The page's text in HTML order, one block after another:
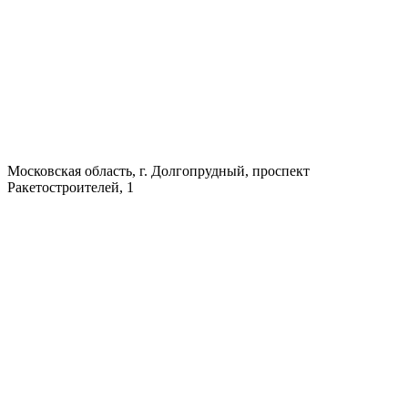
Московская область, г. Долгопрудный, проспект
Ракетостроителей, 1